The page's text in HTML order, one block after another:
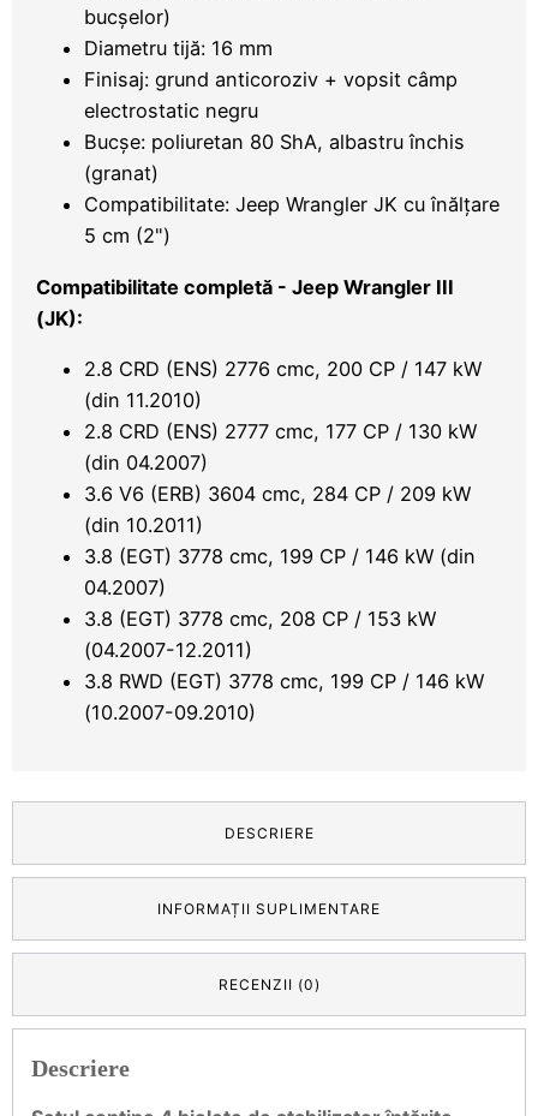
bucșelor)
Diametru tijă: 16 mm
Finisaj: grund anticoroziv + vopsit câmp
electrostatic negru
Bucșe: poliuretan 80 ShA, albastru închis
(granat)
Compatibilitate: Jeep Wrangler JK cu înălțare
5 cm (2")
Compatibilitate completă - Jeep Wrangler III
(JK):
2.8 CRD (ENS) 2776 cmc, 200 CP / 147 kW
(din 11.2010)
2.8 CRD (ENS) 2777 cmc, 177 CP / 130 kW
(din 04.2007)
3.6 V6 (ERB) 3604 cmc, 284 CP / 209 kW
(din 10.2011)
3.8 (EGT) 3778 cmc, 199 CP / 146 kW (din
04.2007)
3.8 (EGT) 3778 cmc, 208 CP / 153 kW
(04.2007-12.2011)
3.8 RWD (EGT) 3778 cmc, 199 CP / 146 kW
(10.2007-09.2010)
DESCRIERE
INFORMAȚII SUPLIMENTARE
RECENZII (0)
Descriere